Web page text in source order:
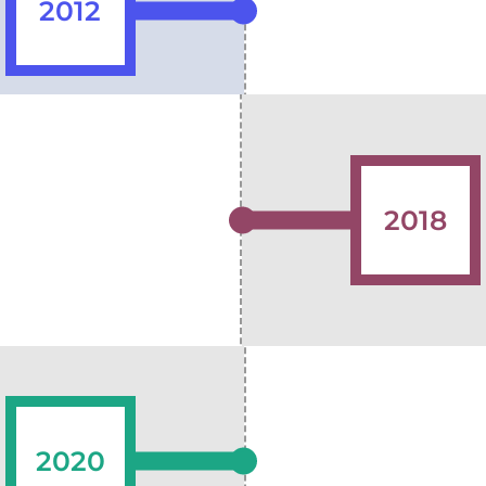
2012
2018
2020